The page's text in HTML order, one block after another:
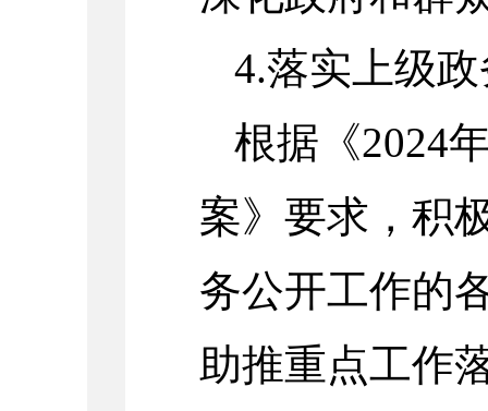
4.落实上级
根据《2024
案》要求，积
务公开工作的
助推重点工作